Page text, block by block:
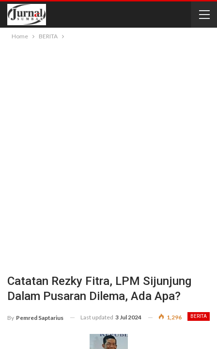
Home BERITA
Catatan Rezky Fitra, LPM Sijunjung
Dalam Pusaran Dilema, Ada Apa?
BERITA
By Pemred Saptarius Last updated 3 Jul 2024 1,296